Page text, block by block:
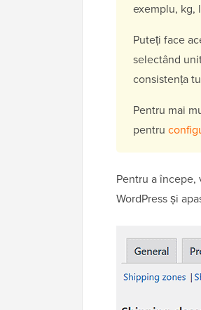
exemplu, kg,
Puteți face
selectând
consistența
Pentru mai
pentru
Pentru a
WordPress și